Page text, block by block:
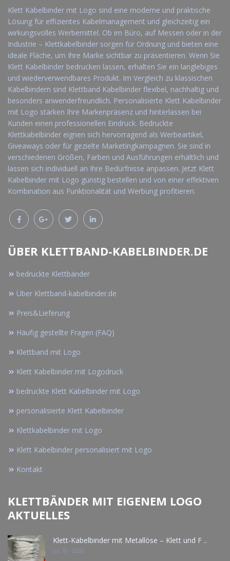
Klett Kabelbinder mit Logo sind eine moderne und praktische
Lösung für effizientes Kabelmanagement und gleichzeitig ein
wirkungsvolles Werbemittel. Ob im Büro, auf Messen oder in der
Industrie – Klettkabelbinder sorgen für Ordnung und bieten eine
ideale Fläche, um Ihre Marke sichtbar zu präsentieren. Wenn Sie
Klett Kabelbinder bedrucken lassen, erhalten Sie ein langlebiges
und wiederverwendbares Produkt. Im Vergleich zu klassischen
Kabelbindern sind Klettband Kabelbinder flexibel, nachhaltig und
besonders anwenderfreundlich. Personalisierte Klett Kabelbinder
mit Logo stärken Ihre Markenpräsenz und hinterlassen bei
Kunden einen professionellen Eindruck. Bedruckte
Klettkabelbinder eignen sich hervorragend als Werbeartikel,
Giveaways oder für gezielte Marketingkampagnen. Sie sind in
verschiedenen Größen, Farben und Ausführungen erhältlich und
lassen sich individuell an Ihre Bedürfnisse anpassen. Jetzt Klett
Kabelbinder mit Logo günstig bestellen und von einer effektiven
Kombination aus Funktionalität und Werbung profitieren.
ÜBER KLETTBAND-KABELBINDER.DE
bedruckte Klettbänder
Über Klettband-kabelbinder.de
Preis&Lieferung
Häufig gestellte Fragen (FAQ)
Klettband mit Logo
Klett Kabelbinder mit Logodruck
bedruckte Klett Kabelbinder mit Logo
personalisierte Klett Kabelbinder
Klettkabelbinder mit Logo
Klett Kabelbinder personalisiert mit Logo
Kontakt
KLETTBÄNDER MIT EIGENEM LOGO
AKTUELLES
Klett-Kabelbinder mit Metallöse – Klett und F ..
Jul 10 - 2026